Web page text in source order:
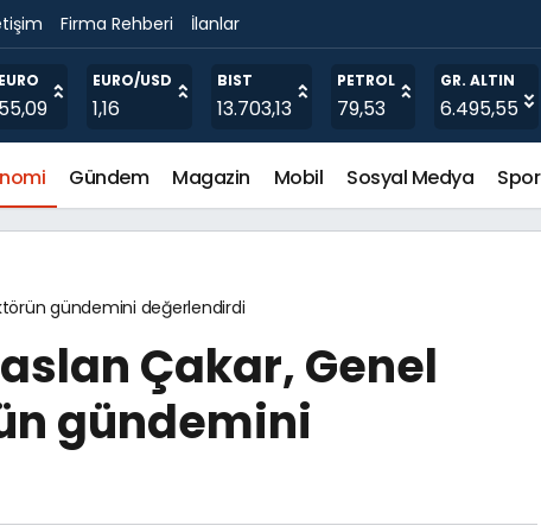
Firma Rehberi İlanlar
EURO
55,09
EURO/USD
1,16
BIST
13.703,13
PETROL
79,53
GR. ALTIN
6.495,55
Gündem Magazin Mobil Sosyal Medya Spor
gündemini değerlendirdi
Çakar, Genel
gündemini
Rosatom’dan Teknolojik Çözümler